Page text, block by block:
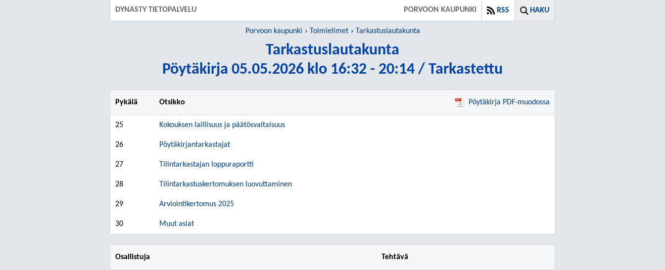
DYNASTY TIETOPALVELU HAKU
RSS
PORVOON KAUPUNKI
Porvoon kaupunki Toimielimet Tarkastuslautakunta
Tarkastuslautakunta
Pöytäkirja 05.05.2026 klo 16:32 - 20:14 / Tarkastettu
Pykälä Otsikko Pöytäkirja PDF-muodossa
25 Kokouksen laillisuus ja päätösvaltaisuus
26 Pöytäkirjantarkastajat
27 Tilintarkastajan loppuraportti
28 Tilintarkastuskertomuksen luovuttaminen
29 Arviointikertomus 2025
30 Muut asiat
Osallistuja Tehtävä